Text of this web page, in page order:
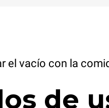
el vacío con la
de